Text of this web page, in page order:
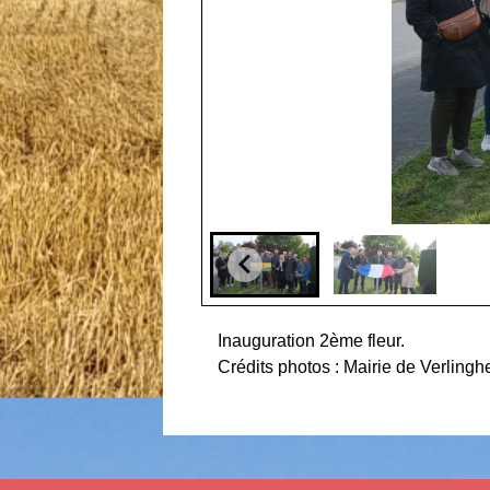
Inauguration 2ème fleur.
Crédits photos : Mairie de